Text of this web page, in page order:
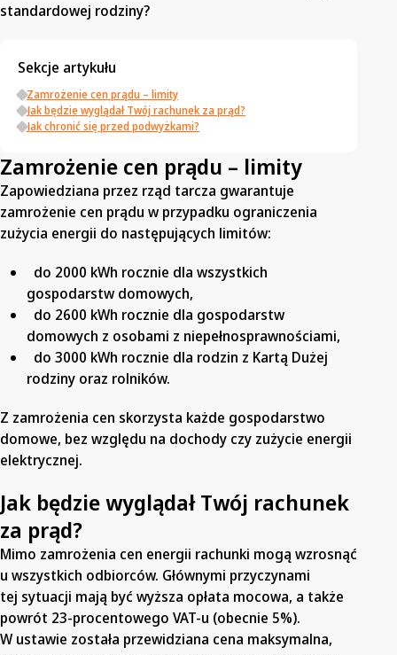
standardowej rodziny?
Sekcje artykułu
Zamrożenie cen prądu – limity
Jak będzie wyglądał Twój rachunek za prąd?
Jak chronić się przed podwyżkami?
Zamrożenie cen prądu – limity
Zapowiedziana przez rząd tarcza gwarantuje
zamrożenie cen prądu w przypadku ograniczenia
zużycia energii do następujących limitów:
do 2000 kWh rocznie dla wszystkich
gospodarstw domowych,
do 2600 kWh rocznie dla gospodarstw
domowych z osobami z niepełnosprawnościami,
do 3000 kWh rocznie dla rodzin z Kartą Dużej
rodziny oraz rolników.
Z zamrożenia cen skorzysta każde gospodarstwo
domowe, bez względu na dochody czy zużycie energii
elektrycznej.
Jak będzie wyglądał Twój rachunek
za prąd?
Mimo zamrożenia cen energii rachunki mogą wzrosnąć
u wszystkich odbiorców. Głównymi przyczynami
tej sytuacji mają być wyższa opłata mocowa, a także
powrót 23-procentowego VAT-u (obecnie 5%).
W ustawie została przewidziana cena maksymalna,